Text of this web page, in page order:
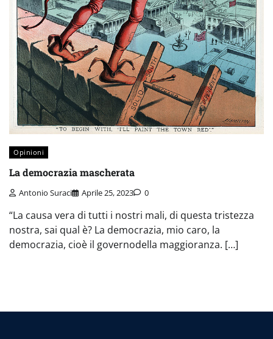
Opinioni
La democrazia mascherata
Antonio Suraci Aprile 25, 2023 0
“La causa vera di tutti i nostri mali, di questa tristezza
nostra, sai qual è? La democrazia, mio caro, la
democrazia, cioè il governodella maggioranza. […]